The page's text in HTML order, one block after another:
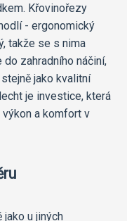
Křovinořezy
- ergonomický
takže se s nima
zahradního náčiní,
jako kvalitní
je investice, která
a komfort v
jako u jiných